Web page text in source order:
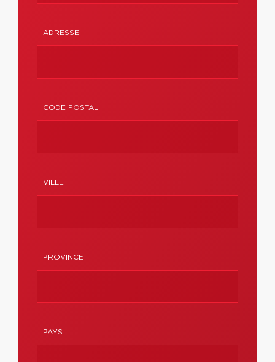
ADRESSE
CODE POSTAL
VILLE
PROVINCE
PAYS